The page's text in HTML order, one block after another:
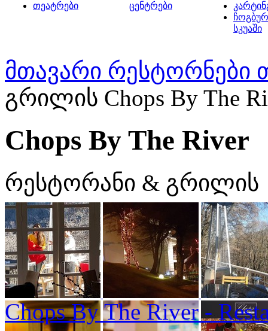
თეატრები
ცენტრები
სკუაში
მთავარი რესტორნები
გრილის Chops By The
Chops By The River
რესტორანი & გრილის
Chops By The River -